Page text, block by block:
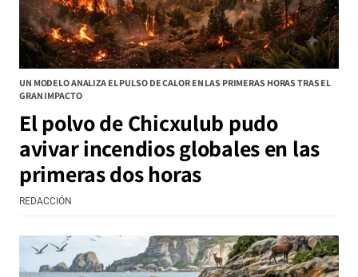
UN MODELO ANALIZA EL PULSO DE CALOR EN LAS PRIMERAS HORAS TRAS EL
GRAN IMPACTO
El polvo de Chicxulub pudo
avivar incendios globales en las
primeras dos horas
REDACCIÓN